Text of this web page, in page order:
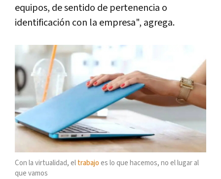
equipos, de sentido de pertenencia o
identificación con la empresa", agrega.
Con la virtualidad, el trabajo es lo que hacemos, no el lugar al
que vamos